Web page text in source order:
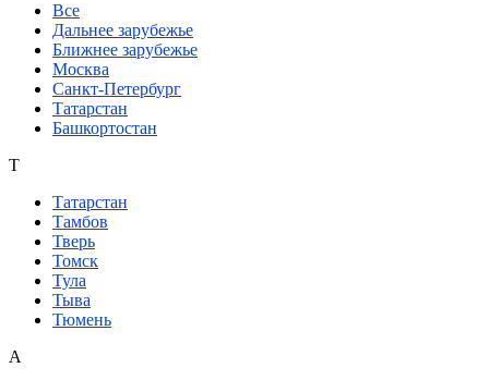
Все
Дальнее зарубежье
Ближнее зарубежье
Москва
Санкт-Петербург
Татарстан
Башкортостан
Т
Татарстан
Тамбов
Тверь
Томск
Тула
Тыва
Тюмень
А